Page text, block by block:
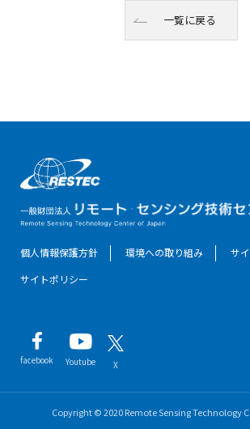
一覧に戻る
個人情報保護方針 環境への取り組み
サ
サイトポリシー
facebook Youtube X
Copyright © 2020 Remote Sensing Technology